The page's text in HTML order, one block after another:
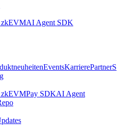
zkEVMAI Agent SDK
EventsKarrierePartnerS
zkEVMPay SDKAI Agent